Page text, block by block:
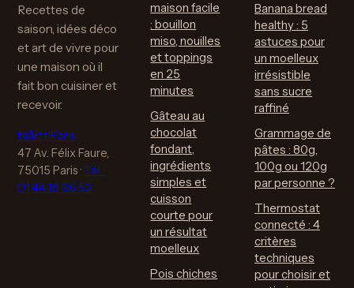
Recettes de
saison, idées déco
et art de vivre pour
une maison où il
fait bon cuisiner et
recevoir.
taårtt Paris
47 Av. Félix Faure,
75015 Paris · Tél :
01 44 18 96 52
maison facile
: bouillon
miso, nouilles
et toppings
en 25
minutes
Gâteau au
chocolat
fondant,
ingrédients
simples et
cuisson
courte pour
un résultat
moelleux
Pois chiches
Banana bread
healthy : 5
astuces pour
un moelleux
irrésistible
sans sucre
raffiné
Grammage de
pâtes : 80g,
100g ou 120g
par personne ?
Thermostat
connecté : 4
critères
techniques
pour choisir et